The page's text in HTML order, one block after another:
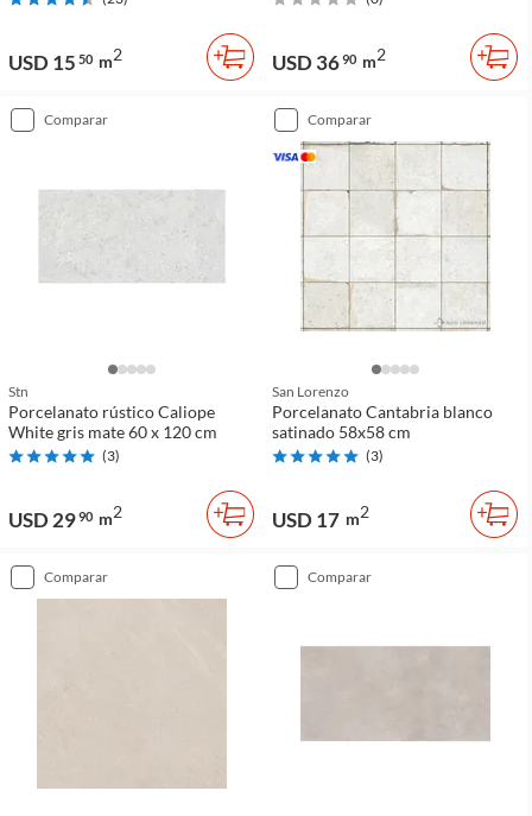
USD 15 50 m2 USD 3690 m2
comparar
Stn
Porcelanato rústico Caliope
White gris mate 60 x 120 cm
(3)
USD 2990 m2
comparar
San Lorenzo
Porcelanato Cantabria blanco
satinado 58x58 cm
(3)
USD 17 m2
comparar comparar